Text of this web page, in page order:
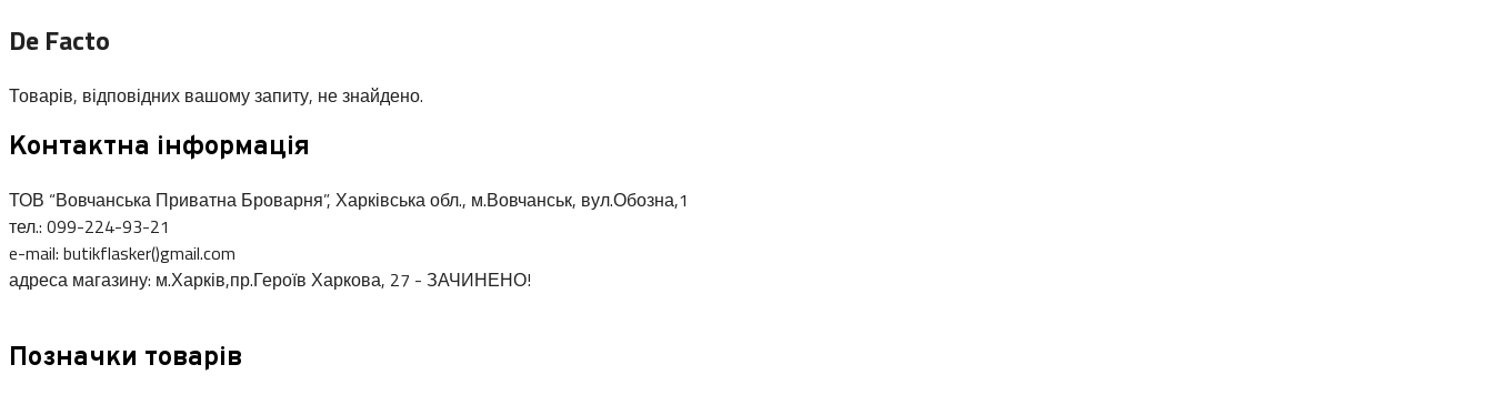
De Facto
Товарів, відповідних вашому запиту, не знайдено.
Контактна інформація
ТОВ “Вовчанська Приватна Броварня”, Харківська обл., м.Вовчанськ, вул.Обозна,1
тел.: 099-224-93-21
e-mail: butikflasker()gmail.com
адреса магазину: м.Харків,пр.Героїв Харкова, 27 - ЗАЧИНЕНО!
Позначки товарів